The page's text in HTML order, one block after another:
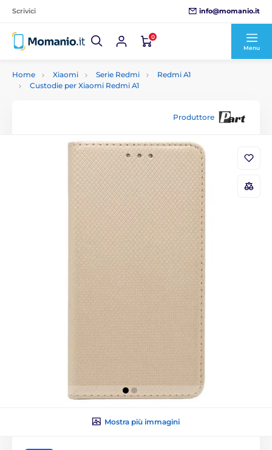
Scrivici info@momanio.it
0
Menu
Home Xiaomi Serie Redmi
Redmi A1
Custodie per Xiaomi Redmi A1
Produttore
Mostra più immagini